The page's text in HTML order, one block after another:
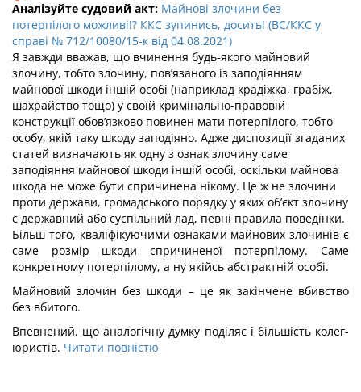
Аналізуйте судовий акт: Майнові злочини без
потерпілого можливі!? ККС зупинись, досить! (ВС/ККС у
справі № 712/10080/15-к від 04.08.2021)
Я завжди вважав, що вчинення будь-якого майновий
злочину, тобто злочину, пов’язаного із заподіянням
майнової шкоди іншій особі (наприклад крадіжка, грабіж,
шахрайство тощо) у своїй кримінально-правовій
конструкції обов’язково повинен мати потерпілого, тобто
особу, якій таку шкоду заподіяно. Адже диспозиції згаданих
статей визначають як одну з ознак злочину саме
заподіяння майнової шкоди іншій особі, оскільки майнова
шкода не може бути спричинена нікому. Це ж не злочини
проти держави, громадського порядку у яких об’єкт злочину
є державний або суспільний лад, певні правила поведінки.
Більш того, кваліфікуючими ознаками майнових злочинів є
саме розмір шкоди спричиненої потерпілому. Саме
конкретному потерпілому, а ну якійсь абстрактній особі.
Майновий злочин без шкоди – це як закінчене вбивство
без вбитого.
Впевнений, що аналогічну думку поділяє і більшість колег-
юристів. Читати повністю